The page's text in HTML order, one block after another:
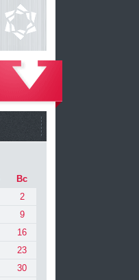
Вс
2
9
16
23
30